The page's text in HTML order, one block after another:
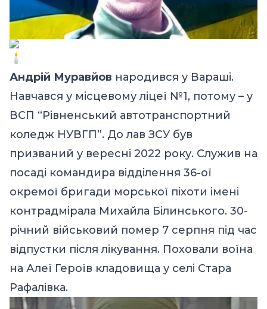
Андрій Муравйов народився у Вараші.
Навчався у місцевому ліцеї №1, потому – у
ВСП “Рівненський автотранспортний
коледж НУВГП”. До лав ЗСУ був
призваний у вересні 2022 року. Служив на
посаді командира відділення 36-ої
окремої бригади морської піхоти імені
контрадмірала Михайла Білинського. 30-
річний військовий помер 7 серпня під час
відпустки після лікування. Поховали воїна
на Алеї Героїв кладовища у селі Стара
Рафалівка.